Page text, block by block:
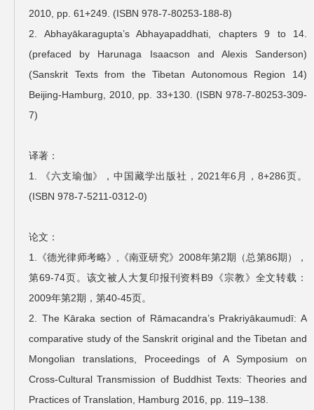
2010, pp. 61+249. (ISBN 978-7-80253-188-8)
2. Abhayākaragupta’s Abhayapaddhati, chapters 9 to 14.
(prefaced by Harunaga Isaacson and Alexis Sanderson)
(Sanskrit Texts from the Tibetan Autonomous Region 14)
Beijing-Hamburg, 2010, pp. 33+130. (ISBN 978-7-80253-309-
7)
译著：
1. 《六支瑜伽》，中国藏学出版社，2021年6月，8+286页。
(ISBN 978-7-5211-0312-0)
论文：
1.《德光律师考略》,《南亚研究》2008年第2期（总第86期），
第69-74页。该文被人大复印报刊资料B9《宗教》全文转载：
2009年第2期，第40-45页。
2. The Kāraka section of Rāmacandra’s Prakriyākaumudī: A
comparative study of the Sanskrit original and the Tibetan and
Mongolian translations, Proceedings of A Symposium on
Cross-Cultural Transmission of Buddhist Texts: Theories and
Practices of Translation, Hamburg 2016, pp. 119–138.